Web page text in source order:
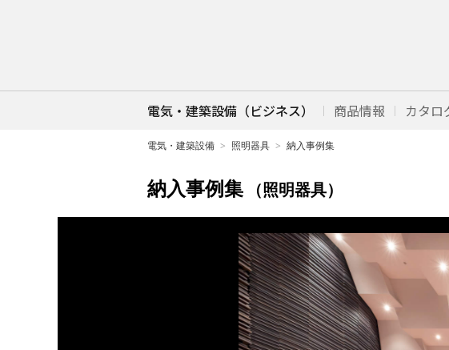
電気・建築設備（ビジネス） 商品情報 カタロ
電気・建築設備 照明器具 納入事例集
納入事例集 （照明器具）